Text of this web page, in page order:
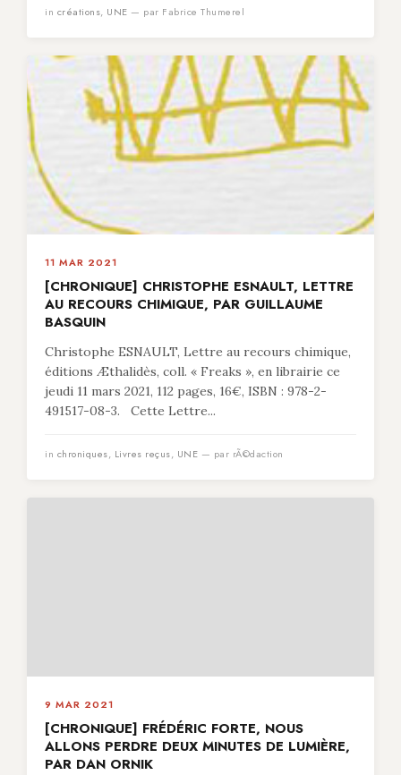
in créations, UNE — par Fabrice Thumerel
11 MAR 2021
[CHRONIQUE] CHRISTOPHE ESNAULT, LETTRE
AU RECOURS CHIMIQUE, PAR GUILLAUME
BASQUIN
Christophe ESNAULT, Lettre au recours chimique,
éditions Æthalidès, coll. « Freaks », en librairie ce
jeudi 11 mars 2021, 112 pages, 16€, ISBN : 978-2-
491517-08-3. Cette Lettre...
in chroniques, Livres reçus, UNE — par rÃ©daction
9 MAR 2021
[CHRONIQUE] FRÉDÉRIC FORTE, NOUS
ALLONS PERDRE DEUX MINUTES DE LUMIÈRE,
PAR DAN ORNIK